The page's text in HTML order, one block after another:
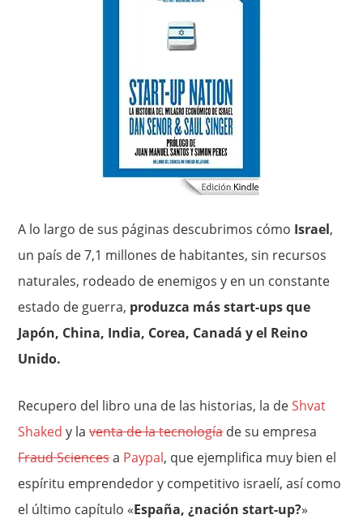
A lo largo de sus páginas descubrimos cómo Israel,
un país de 7,1 millones de habitantes, sin recursos
naturales, rodeado de enemigos y en un constante
estado de guerra, produzca más start-ups que
Japón, China, India, Corea, Canadá y el Reino
Unido.
Recupero del libro una de las historias, la deShvat
Shaked y laventa de la tecnologíade su empresa
Fraud Sciencesa Paypal, que ejemplifica muy bien el
espíritu emprendedor y competitivo israelí, así como
el último capítulo «España, ¿nación start-up?»